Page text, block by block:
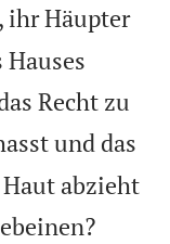
ihr Häupter
Recht zu
und das
abzieht
